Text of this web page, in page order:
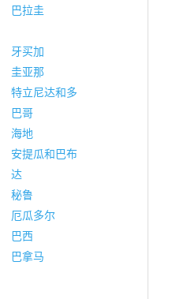
巴拉圭
牙买加
圭亚那
特立尼达和多
巴哥
海地
安提瓜和巴布
达
秘鲁
厄瓜多尔
巴西
巴拿马